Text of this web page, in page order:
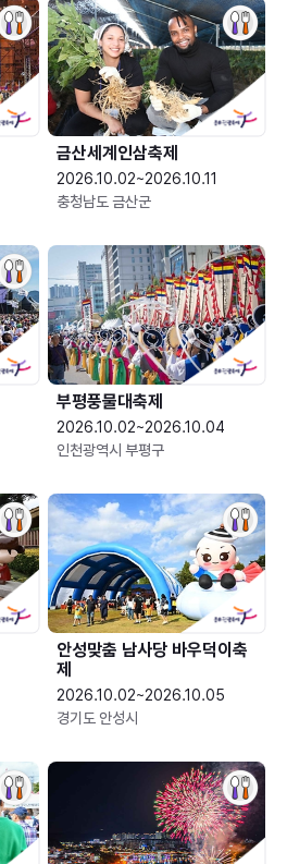
금산세계인삼축제
2026.10.02~2026.10.11
충청남도 금산군
부평풍물대축제
2026.10.02~2026.10.04
인천광역시 부평구
안성맞춤 남사당 바우덕이축
제
2026.10.02~2026.10.05
경기도 안성시